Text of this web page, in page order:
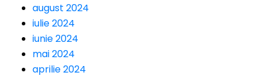
august 2024
iulie 2024
iunie 2024
mai 2024
aprilie 2024